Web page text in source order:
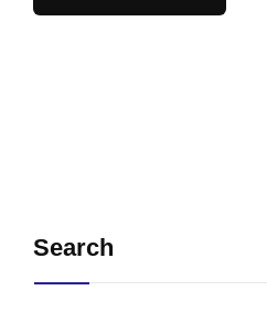
Search